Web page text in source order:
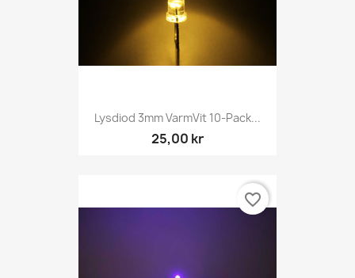
Lysdiod 3mm VarmVit 10-Pack...
25,00 kr
favorite_border